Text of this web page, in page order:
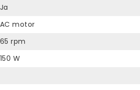
Ja
AC motor
65 rpm
150 W